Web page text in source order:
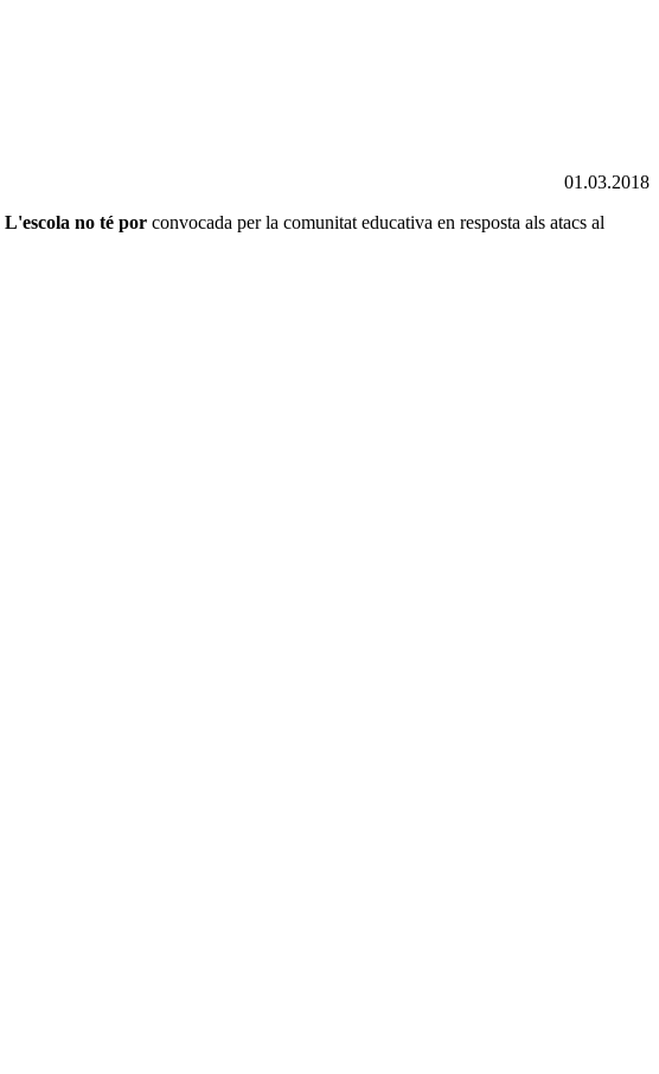
01.03.2018
L'escola no té por convocada per la comunitat educativa en resposta als atacs al